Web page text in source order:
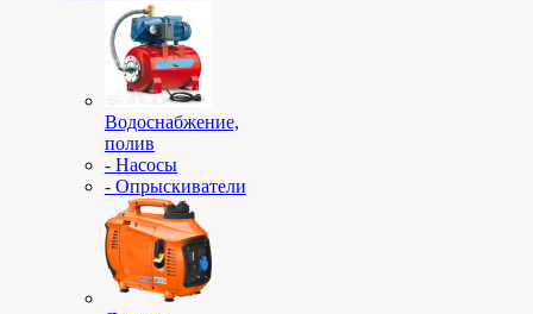
Водоснабжение,
полив
- Насосы
- Опрыскиватели